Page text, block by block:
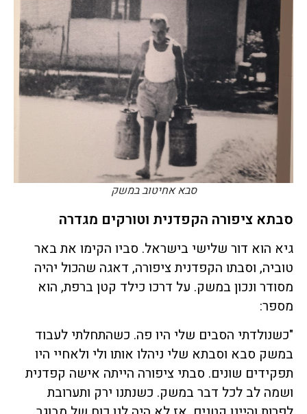
סבא אחיטוב במשק
סבתא ציפורה הקפדנית וטורקים מגדרה
גיא הוא דור שלישי בישראל. סביו הקימו את באר
טוביה, וסבתו הקפדנית ציפורה, דאגה שהכול יהיה
מסודר ונכון במשק. על דרכו כילד קטן ברפת, הוא
מספר:
"כשנולדתי הסבים שלי היו פה. כשהתחלתי לעבוד
במשק סבא וסבתא שלי ניהלו אותו ולי ולאחיי היו
תפקידים שונים. סבתי ציפורה הייתה אישה קפדנית
ושמה לב לכל דבר במשק. כשנתנו ירק ותערובת